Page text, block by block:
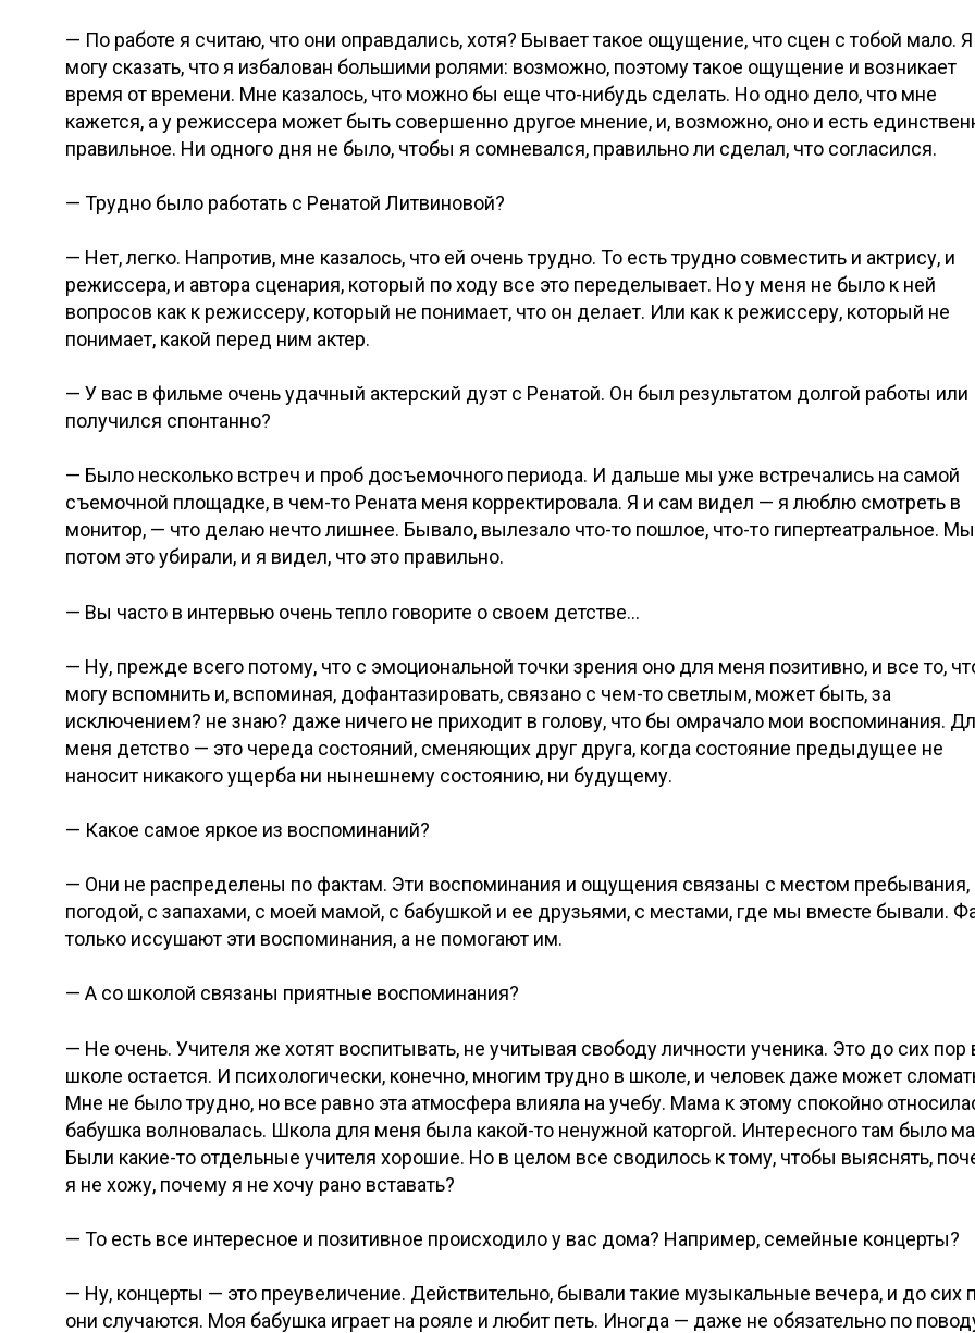
— По работе я считаю, что они оправдались, хотя? Бывает такое ощущение, что сцен с тобой мало.
могу сказать, что я избалован большими ролями: возможно, поэтому такое ощущение и возникает
время от времени. Мне казалось, что можно бы еще что-нибудь сделать. Но одно дело, что мне
кажется, а у режиссера может быть совершенно другое мнение, и, возможно, оно и есть
правильное. Ни одного дня не было, чтобы я сомневался, правильно ли сделал, что согласился.
— Трудно было работать с Ренатой Литвиновой?
— Нет, легко. Напротив, мне казалось, что ей очень трудно. То есть трудно совместить и актрису, и
режиссера, и автора сценария, который по ходу все это переделывает. Но у меня не было к ней
вопросов как к режиссеру, который не понимает, что он делает. Или как к режиссеру, который не
понимает, какой перед ним актер.
— У вас в фильме очень удачный актерский дуэт с Ренатой. Он был результатом долгой работы или
получился спонтанно?
— Было несколько встреч и проб досъемочного периода. И дальше мы уже встречались на самой
съемочной площадке, в чем-то Рената меня корректировала. Я и сам видел — я люблю смотреть в
монитор, — что делаю нечто лишнее. Бывало, вылезало что-то пошлое, что-то гипертеатральное. Мы
потом это убирали, и я видел, что это правильно.
— Вы часто в интервью очень тепло говорите о своем детстве…
— Ну, прежде всего потому, что с эмоциональной точки зрения оно для меня позитивно, и все то,
могу вспомнить и, вспоминая, дофантазировать, связано с чем-то светлым, может быть, за
исключением? не знаю? даже ничего не приходит в голову, что бы омрачало мои воспоминания.
меня детство — это череда состояний, сменяющих друг друга, когда состояние предыдущее не
наносит никакого ущерба ни нынешнему состоянию, ни будущему.
— Какое самое яркое из воспоминаний?
— Они не распределены по фактам. Эти воспоминания и ощущения связаны с местом пребывания,
погодой, с запахами, с моей мамой, с бабушкой и ее друзьями, с местами, где мы вместе бывали.
только иссушают эти воспоминания, а не помогают им.
— А со школой связаны приятные воспоминания?
— Не очень. Учителя же хотят воспитывать, не учитывая свободу личности ученика. Это до сих пор
школе остается. И психологически, конечно, многим трудно в школе, и человек даже может
Мне не было трудно, но все равно эта атмосфера влияла на учебу. Мама к этому спокойно
бабушка волновалась. Школа для меня была какой-то ненужной каторгой. Интересного там было
Были какие-то отдельные учителя хорошие. Но в целом все сводилось к тому, чтобы выяснять,
я не хожу, почему я не хочу рано вставать?
— То есть все интересное и позитивное происходило у вас дома? Например, семейные концерты?
— Ну, концерты — это преувеличение. Действительно, бывали такие музыкальные вечера, и до сих
они случаются. Моя бабушка играет на рояле и любит петь. Иногда — даже не обязательно по